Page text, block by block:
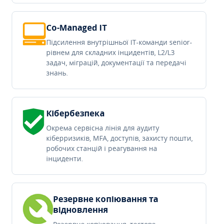
Co-Managed IT
Підсилення внутрішньої IT-команди senior-
рівнем для складних інцидентів, L2/L3
задач, міграцій, документації та передачі
знань.
Кібербезпека
Окрема сервісна лінія для аудиту
кіберризиків, MFA, доступів, захисту пошти,
робочих станцій і реагування на
інциденти.
Резервне копіювання та
відновлення